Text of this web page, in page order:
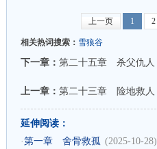
上一页 1 2
相关热词搜索： 雪狼谷
下一章： 第二十五章 杀父仇人
上一章： 第二十三章 险地救人
延伸阅读：
·第一章 舍骨救孤 (2025-10-28)